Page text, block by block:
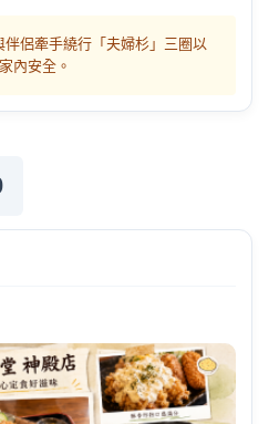
伴侶牽手繞行「夫婦杉」三圈以
內安全。